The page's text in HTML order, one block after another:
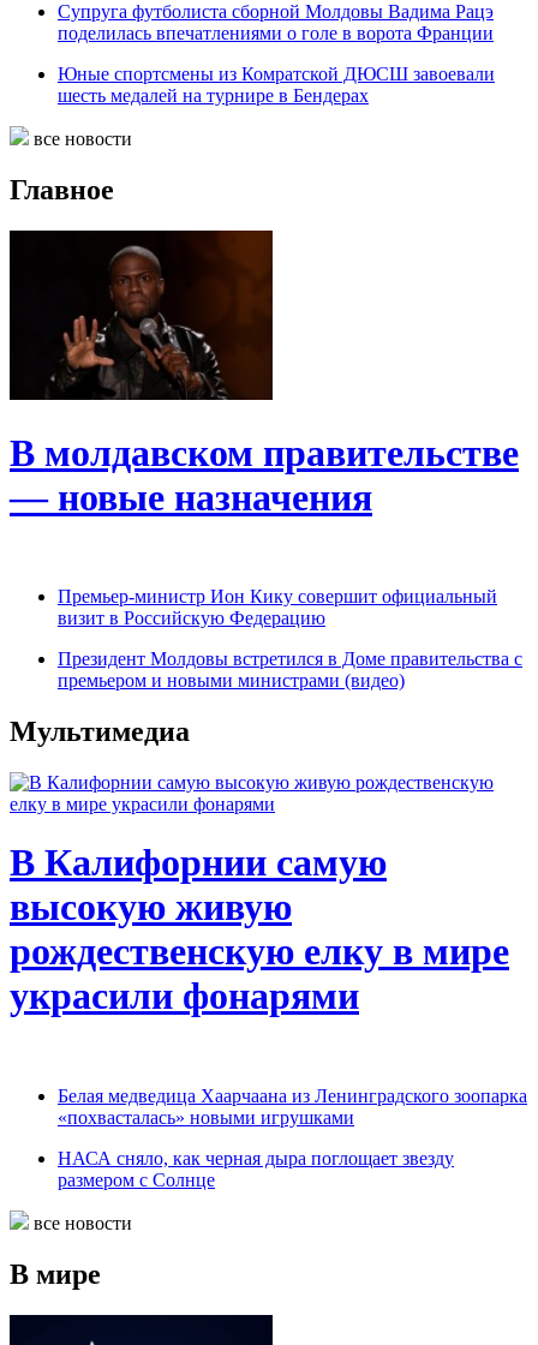
Супруга футболиста сборной Молдовы Вадима Рацэ
поделилась впечатлениями о голе в ворота Франции
Юные спортсмены из Комратской ДЮСШ завоевали
шесть медалей на турнире в Бендерах
все новости
Главное
В молдавском правительстве
— новые назначения
Премьер-министр Ион Кику совершит официальный
визит в Российскую Федерацию
Президент Молдовы встретился в Доме правительства с
премьером и новыми министрами (видео)
Мультимедиа
В Калифорнии самую
высокую живую
рождественскую елку в мире
украсили фонарями
Белая медведица Хаарчаана из Ленинградского зоопарка
«похвасталась» новыми игрушками
НАСА сняло, как черная дыра поглощает звезду
размером с Солнце
все новости
В мире